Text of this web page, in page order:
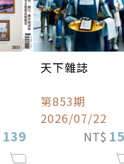
139
天下雜誌
第853期
2026/07/22
NT$